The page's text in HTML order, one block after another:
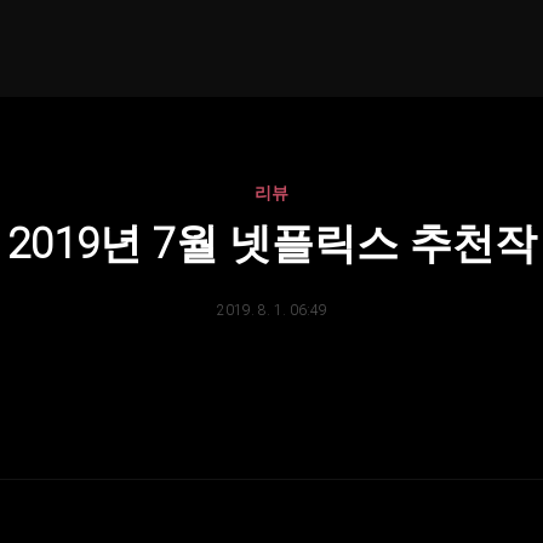
리뷰
2019년 7월 넷플릭스 추천작
2019. 8. 1. 06:49